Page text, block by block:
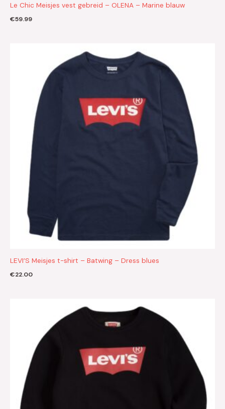
Le Chic Meisjes vest gebreid – OLENA – Marine blauw
€59.99
LEVI’S Meisjes t-shirt – Batwing – Dress blues
€22.00